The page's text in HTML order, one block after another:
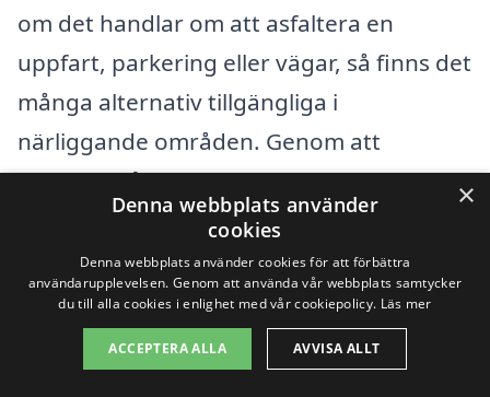
om det handlar om att asfaltera en
uppfart, parkering eller vägar, så finns det
många alternativ tillgängliga i
närliggande områden. Genom att
använda vår plattform, asfaltering-
pris.se, kan du enkelt jämföra olika
erbjudanden och hitta det bästa
alternativet för asfaltering i din närhet.
Det finns flera städer nära Östra Balltorp
×
Denna webbplats använder
cookies
Denna webbplats använder cookies för att förbättra
användarupplevelsen. Genom att använda vår webbplats samtycker
du till alla cookies i enlighet med vår cookiepolicy. Läs mer
ACCEPTERA ALLA AVVISA ALLT